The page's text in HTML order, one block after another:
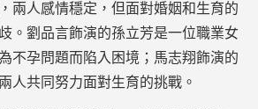
兩人感情穩定，但面對婚姻和生育的
。劉品言飾演的孫立芳是一位職業女
不孕問題而陷入困境；馬志翔飾演的
人共同努力面對生育的挑戰。